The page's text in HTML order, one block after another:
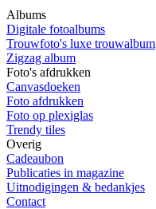
Albums
Digitale fotoalbums
Trouwfoto's luxe trouwalbum
Zigzag album
Foto's afdrukken
Canvasdoeken
Foto afdrukken
Foto op plexiglas
Trendy tiles
Overig
Cadeaubon
Publicaties in magazine
Uitnodigingen & bedankjes
Contact